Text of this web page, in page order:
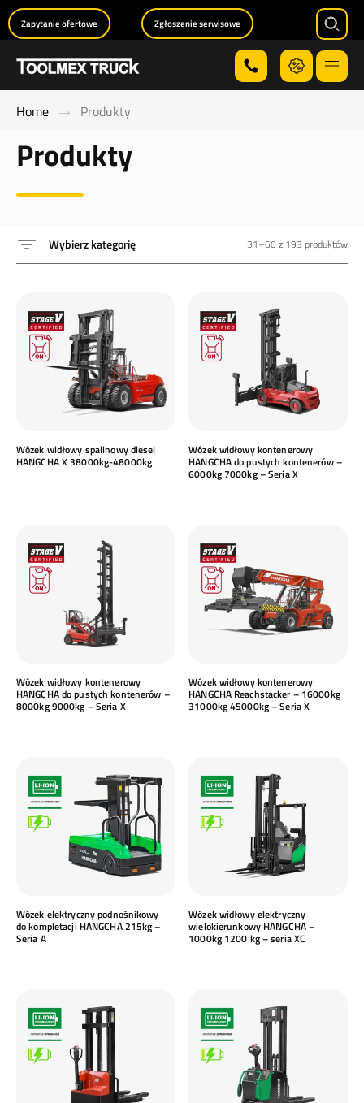
Menu
Zapytanie ofertowe Zgłoszenie serwisowe
Home Produkty
Produkty
Wybierz kategorię 31–60 z 193 produktów
Wózek widłowy spalinowy diesel
HANGCHA X 38000kg-48000kg
Wózek widłowy kontenerowy
HANGCHA do pustych kontenerów –
6000kg 7000kg – Seria X
Wózek widłowy kontenerowy
HANGCHA do pustych kontenerów –
8000kg 9000kg – Seria X
Wózek widłowy kontenerowy
HANGCHA Reachstacker – 16000kg
31000kg 45000kg – Seria X
Wózek elektryczny podnośnikowy
do kompletacji HANGCHA 215kg –
Seria A
Wózek widłowy elektryczny
wielokierunkowy HANGCHA –
1000kg 1200 kg – seria XC